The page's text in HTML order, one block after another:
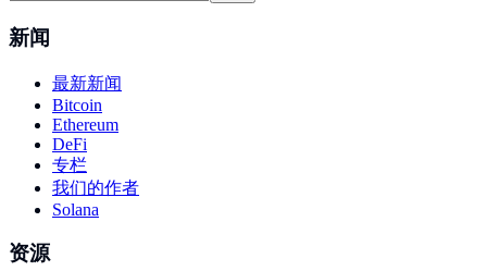
新闻
最新新闻
Bitcoin
Ethereum
DeFi
专栏
我们的作者
Solana
资源